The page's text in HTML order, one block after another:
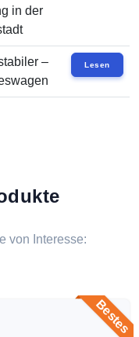
in der
–
Lesen
von Interesse:
Bestes